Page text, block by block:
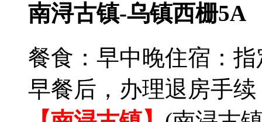
南浔古镇-乌镇西栅5A
餐食：早中晚住宿：
早餐后，办理退房手